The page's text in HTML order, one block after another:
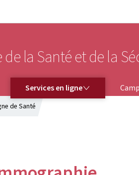
de la Santé et de la
Services en ligne
de Santé